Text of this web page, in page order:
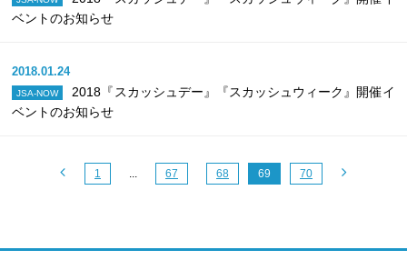
ベントのお知らせ
2018.01.24
JSA-NOW
2018『スカッシュデー』『スカッシュウィーク』開催イ
ベントのお知らせ
1 ... 67 68 69 70